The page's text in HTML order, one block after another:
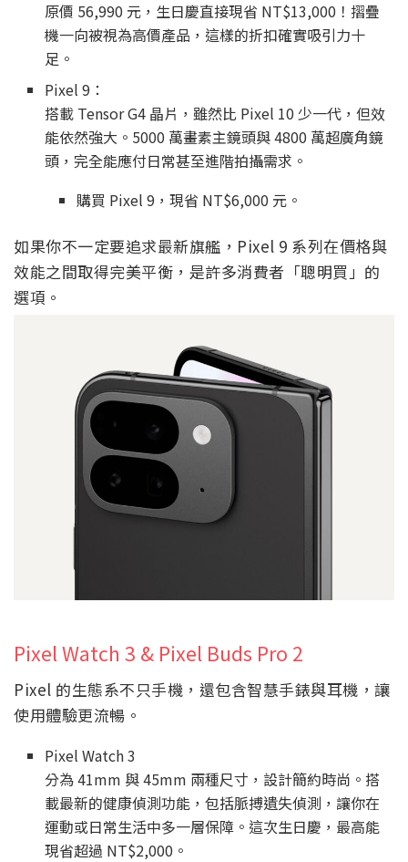
原價 56,990 元，生日慶直接現省 NT$13,000！摺疊
機一向被視為高價產品，這樣的折扣確實吸引力十
足。
Pixel 9：
搭載 Tensor G4 晶片，雖然比 Pixel 10 少一代，但效
能依然強大。5000 萬畫素主鏡頭與 4800 萬超廣角鏡
頭，完全能應付日常甚至進階拍攝需求。
購買 Pixel 9，現省 NT$6,000 元。
如果你不一定要追求最新旗艦，Pixel 9 系列在價格與
效能之間取得完美平衡，是許多消費者「聰明買」的
選項。
Pixel Watch 3 & Pixel Buds Pro 2
Pixel 的生態系不只手機，還包含智慧手錶與耳機，讓
使用體驗更流暢。
Pixel Watch 3
分為 41mm 與 45mm 兩種尺寸，設計簡約時尚。搭
載最新的健康偵測功能，包括脈搏遺失偵測，讓你在
運動或日常生活中多一層保障。這次生日慶，最高能
現省超過 NT$2,000。